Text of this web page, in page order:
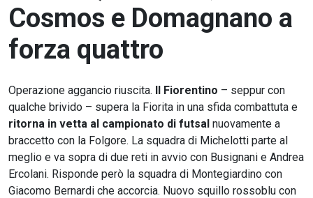
Cosmos e Domagnano a
forza quattro
Operazione aggancio riuscita. Il Fiorentino – seppur con
qualche brivido – supera la Fiorita in una sfida combattuta e
ritorna in vetta al campionato di futsal nuovamente a
braccetto con la Folgore. La squadra di Michelotti parte al
meglio e va sopra di due reti in avvio con Busignani e Andrea
Ercolani. Risponde però la squadra di Montegiardino con
Giacomo Bernardi che accorcia. Nuovo squillo rossoblu con